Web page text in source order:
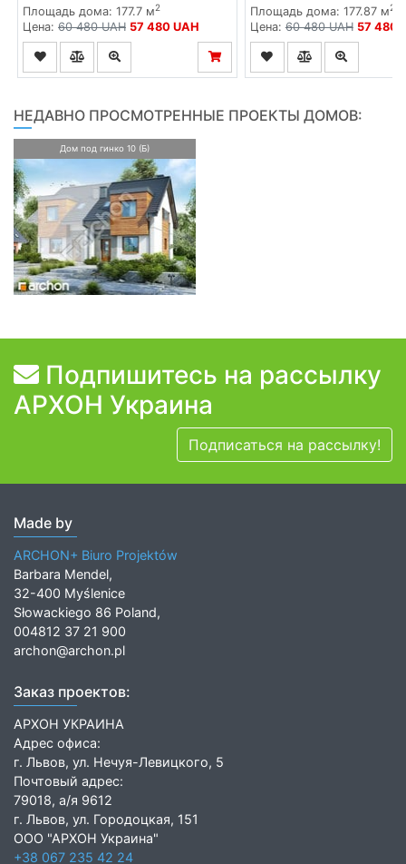
Площадь дома: 177.7 м2
Цена: 60 480 UAH 57 480 UAH
Площадь дома: 177.87 м2
Цена:60 480 UAH 57 480
НЕДАВНО ПРОСМОТРЕННЫЕ ПРОЕКТЫ ДОМОВ:
Дом под гинко 10 (Б)
Подпишитесь на рассылку
АРХОН Украина
Подписаться на рассылку!
Made by
ARCHON+ Biuro Projektów
Barbara Mendel,
32-400 Myślenice
Słowackiego 86 Poland,
004812 37 21 900
archon@archon.pl
Заказ проектов:
АРХОН УКРАИНА
Адрес офиса:
г. Львов, ул. Нечуя-Левицкого, 5
Почтовый адрес:
79018, а/я 9612
г. Львов, ул. Городоцкая, 151
ООО "АРХОН Украина"
+38 067 235 42 24